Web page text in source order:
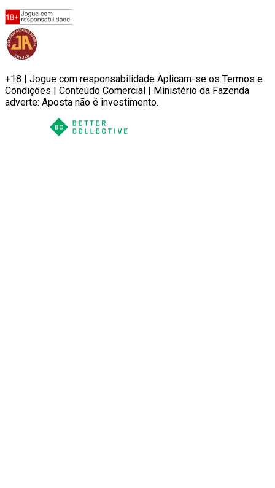
+18 | Jogue com responsabilidade Aplicam-se os Termos e
Condições | Conteúdo Comercial | Ministério da Fazenda
adverte: Aposta não é investimento.